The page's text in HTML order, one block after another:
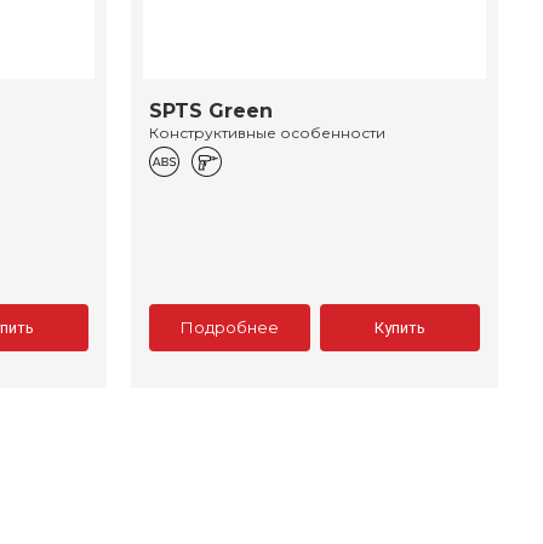
SPTS Green
Конструктивные особенности
Подробнее Купить